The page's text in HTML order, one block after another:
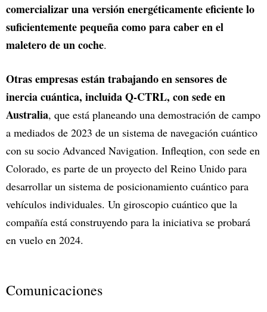
comercializar una versión energéticamente eficiente lo
suficientemente pequeña como para caber en el
maletero de un coche.
Otras empresas están trabajando en sensores de
inercia cuántica, incluida Q-CTRL, con sede en
Australia, que está planeando una demostración de campo
a mediados de 2023 de un sistema de navegación cuántico
con su socio Advanced Navigation. Infleqtion, con sede en
Colorado, es parte de un proyecto del Reino Unido para
desarrollar un sistema de posicionamiento cuántico para
vehículos individuales. Un giroscopio cuántico que la
compañía está construyendo para la iniciativa se probará
en vuelo en 2024.
Comunicaciones